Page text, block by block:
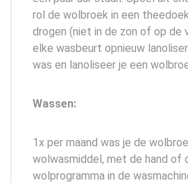
rol de wolbroek in een
drogen (niet in de zon of op de
elke wasbeurt opnieuw
was en lanoliseer je een
Wassen:
1x per maand was je de
wolwasmiddel, met de hand of
wolprogramma in de